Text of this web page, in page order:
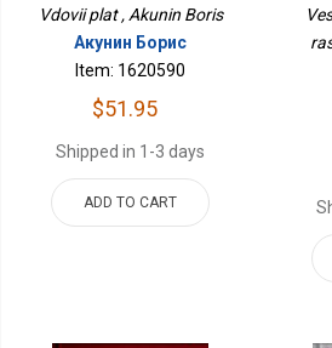
Vdovii plat , Akunin Boris
Акунин Борис
Item: 1620590
$51.95
Shipped in 1-3 days
ADD TO CART